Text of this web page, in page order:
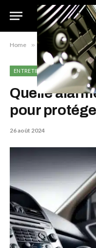
Home » Entretien »
ENTRETIEN
Quelle
pour
26 août 2024